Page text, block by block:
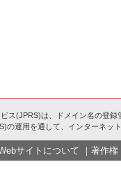
ス(JPRS)は、ドメイン名の登録
の運用を通して、インターネッ
サイトについて ｜ 著作権